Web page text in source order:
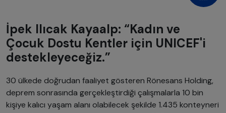
İpek Ilıcak Kayaalp: “Kadın ve
Çocuk Dostu Kentler için UNICEF'i
destekleyeceğiz.”
30 ülkede doğrudan faaliyet gösteren Rönesans Holding,
deprem sonrasında gerçekleştirdiği çalışmalarla 10 bin
kişiye kalıcı yaşam alanı olabilecek şekilde 1.435 konteyneri